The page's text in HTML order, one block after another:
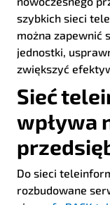
szybkich sieci
można zapewnić
jednostki,
zwiększyć
Sieć
wpływa
Do sieci
rozbudowane